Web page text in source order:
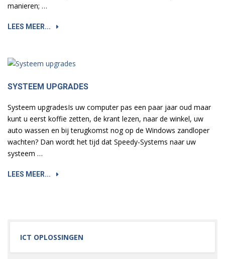
manieren; …
LEES MEER...
SYSTEEM UPGRADES
Systeem upgradesIs uw computer pas een paar jaar oud maar
kunt u eerst koffie zetten, de krant lezen, naar de winkel, uw
auto wassen en bij terugkomst nog op de Windows zandloper
wachten? Dan wordt het tijd dat Speedy-Systems naar uw
systeem …
LEES MEER...
ICT OPLOSSINGEN